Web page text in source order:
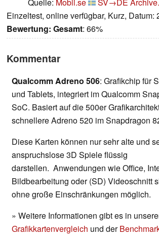
Einzeltest, online verfügbar, Kurz, Datum:
Bewertung: Gesamt: 66%
Kommentar
Qualcomm Adreno 506: Grafikchip für
und Tablets, integriert im Qualcomm
SoC. Basiert auf die 500er
schnellere Adreno 520 im Snapdragon
Diese Karten können nur sehr alte und
anspruchslose 3D Spiele flüssig
darstellen. Anwendungen wie Office,
Bildbearbeitung oder (SD) Videoschnitt
ohne große Einschränkungen möglich.
» Weitere Informationen gibt es in
Grafikkartenvergleich und der